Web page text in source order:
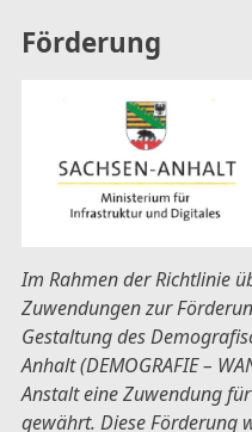
Förderung
Im Rahmen der Richtlinie
Zuwendungen zur
Gestaltung des
Anhalt (DEMOGRAFIE –
Anstalt eine Zuwendung
gewährt. Diese Förderung